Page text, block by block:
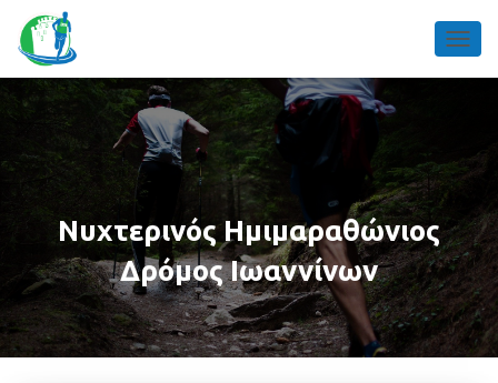
Νυχτερινός Ημιμαραθώνιος
Δρόμος Ιωαννίνων